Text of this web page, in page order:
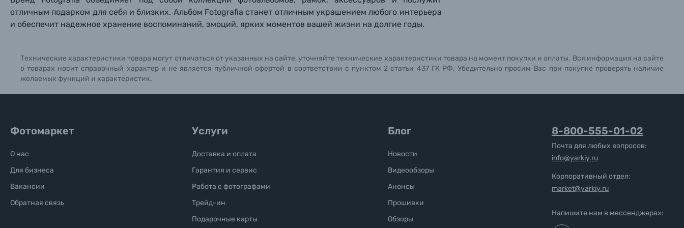
Отправить вопрос
Отправить вопрос
Солнцезащитные очки
Б/У фототехника (Комиссионные товары)
Уценённые товары
отличным подарком для себя и близких. Альбом Fotografia станет отличным украшением любого интерьера
и обеспечит надежное хранение воспоминаний, эмоций, ярких моментов вашей жизни на долгие годы.
Технические характеристики товара могут отличаться от указанных на сайте, уточняйте технические характеристики товара на момент покупки и оплаты. Вся информация на сайте
о товарах носит справочный характер и не является публичной офертой в соответствии с пунктом 2 статьи 437 ГК РФ. Убедительно просим Вас при покупке проверять наличие
желаемых функций и характеристик.
Отправить вопрос
Фотомаркет
О нас
Для бизнеса
Вакансии
Обратная связь
Услуги
Доставка и оплата
Гарантия и сервис
Работа с фотографами
Трейд-ин
Подарочные карты
Блог
Новости
Видеообзоры
Анонсы
Прошивки
Обзоры
8-800-555-01-02
Почта для любых вопросов:
info@yarkiy.ru
Корпоративный отдел:
market@yarkiy.ru
Напишите нам в мессенджерах: